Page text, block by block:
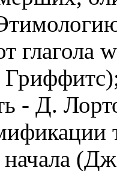
глагола
- Д.